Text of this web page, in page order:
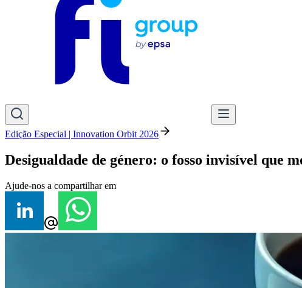
Edição Especial | Innovation Orbit 2026
Desigualdade de género: o fosso invisível que
Ajude-nos a compartilhar em